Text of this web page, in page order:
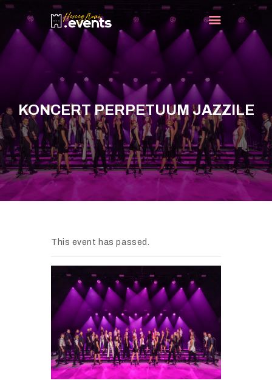
KONCERT PERPETUUM JAZZILE
NASLOVNA
DOGAĐAJI
TURIST INFO
NOVOSTI
KONTAKT
This event has passed.